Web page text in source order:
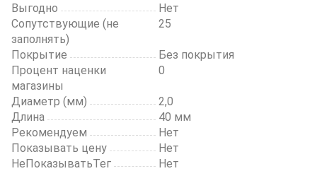
Выгодно
Нет
Сопутствующие (не
заполнять)
25
Покрытие
Без покрытия
Процент наценки
магазины
0
Диаметр (мм)
2,0
Длина
40 мм
Рекомендуем
Нет
Показывать цену
Нет
НеПоказыватьТег
Нет